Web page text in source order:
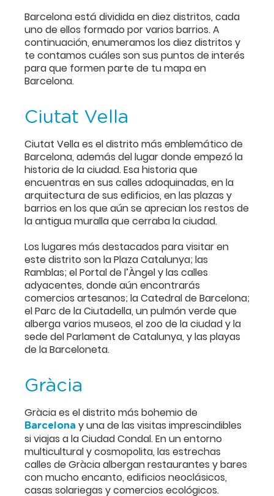
Barcelona está dividida en diez distritos, cada
uno de ellos formado por varios barrios. A
continuación, enumeramos los diez distritos y
te contamos cuáles son sus puntos de interés
para que formen parte de tu mapa en
Barcelona.
Ciutat Vella
Ciutat Vella es el distrito más emblemático de
Barcelona, además del lugar donde empezó la
historia de la ciudad. Esa historia que
encuentras en sus calles adoquinadas, en la
arquitectura de sus edificios, en las plazas y
barrios en los que aún se aprecian los restos de
la antigua muralla que cerraba la ciudad.
Los lugares más destacados para visitar en
este distrito son la Plaza Catalunya; las
Ramblas; el Portal de l’Àngel y las calles
adyacentes, donde aún encontrarás
comercios artesanos; la Catedral de Barcelona;
el Parc de la Ciutadella, un pulmón verde que
alberga varios museos, el zoo de la ciudad y la
sede del Parlament de Catalunya, y las playas
de la Barceloneta.
Gràcia
Gràcia es el distrito más bohemio de
Barcelona y una de las visitas imprescindibles
si viajas a la Ciudad Condal. En un entorno
multicultural y cosmopolita, las estrechas
calles de Gràcia albergan restaurantes y bares
con mucho encanto, edificios neoclásicos,
casas solariegas y comercios ecológicos.